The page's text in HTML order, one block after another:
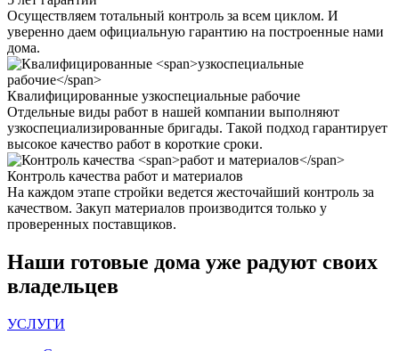
Осуществляем тотальный контроль за всем циклом. И
уверенно даем официальную гарантию на построенные нами
дома.
Квалифицированные узкоспециальные рабочие
Отдельные виды работ в нашей компании выполняют
узкоспециализированные бригады. Такой подход гарантирует
высокое качество работ в короткие сроки.
Контроль качества работ и материалов
На каждом этапе стройки ведется жесточайший контроль за
качеством. Закуп материалов производится только у
проверенных поставщиков.
Наши готовые дома уже радуют своих
владельцев
УСЛУГИ